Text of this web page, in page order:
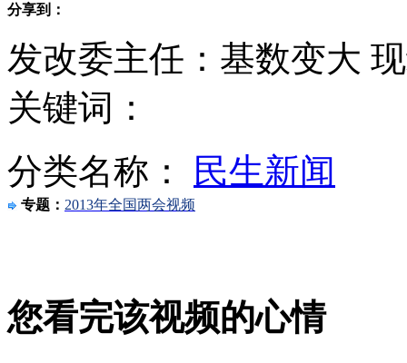
蟊贼当着主人翻箱倒柜称药物致幻
日本暴风雪致多人遇难 "雪盲"或为罪魁祸首
纽约道琼斯指数创历史新高
快递小哥超萌送货短信走红
分享到：
发改委主任：基数变大
关键词：
分类名称：
民生新闻
专题： 2013年全国两会视频
您看完该视频的心情